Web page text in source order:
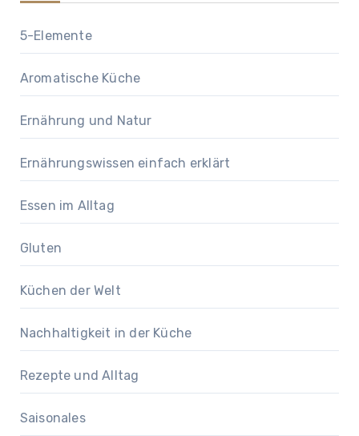
5-Elemente
Aromatische Küche
Ernährung und Natur
Ernährungswissen einfach erklärt
Essen im Alltag
Gluten
Küchen der Welt
Nachhaltigkeit in der Küche
Rezepte und Alltag
Saisonales